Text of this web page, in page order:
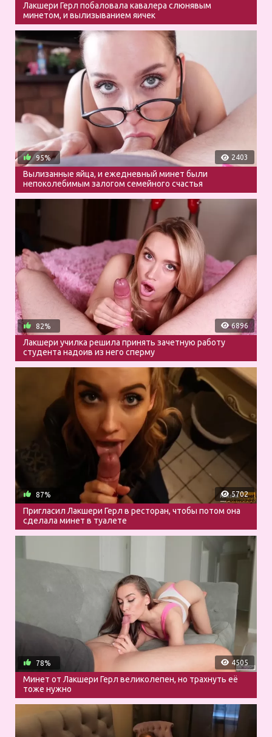
Лакшери Герл побаловала кавалера слюнявым
минетом, и вылизыванием яичек
2403
95%
Вылизанные яйца, и ежедневный минет были
непоколебимым залогом семейного счастья
6896
82%
Лакшери училка решила принять зачетную работу
студента надоив из него сперму
5702
87%
Пригласил Лакшери Герл в ресторан, чтобы потом она
сделала минет в туалете
4505
78%
Минет от Лакшери Герл великолепен, но трахнуть её
тоже нужно